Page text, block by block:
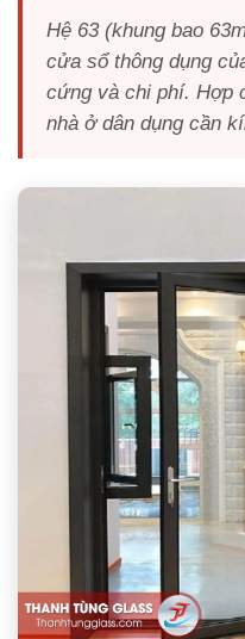
Hệ 63 (khung bao
cửa sổ thông dụng
cứng và chi phí. Hợp
nhà ở dân dụng cần